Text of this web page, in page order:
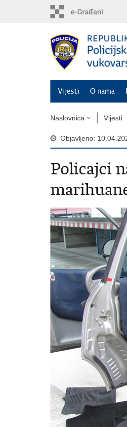
Vijesti O nama
Naslovnica Vijesti
Objavljeno:
Policajci